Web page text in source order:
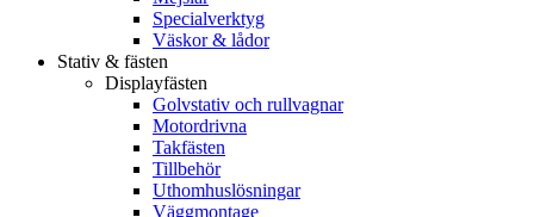
Specialverktyg
Väskor & lådor
Stativ & fästen
Displayfästen
Golvstativ och rullvagnar
Motordrivna
Takfästen
Tillbehör
Uthomhuslösningar
Väggmontage